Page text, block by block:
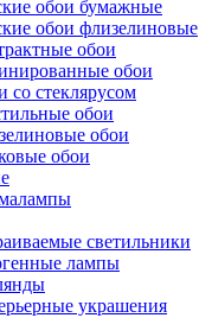
обои бумажные
обои флизелиновые
обои
обои
со стеклярусом
обои
обои
обои
светильники
лампы
украшения